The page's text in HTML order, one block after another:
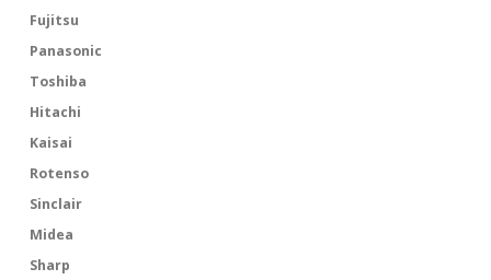
Fujitsu
Panasonic
Toshiba
Hitachi
Kaisai
Rotenso
Sinclair
Midea
Sharp